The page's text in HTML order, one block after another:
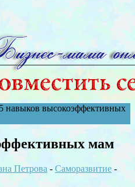
высокоэффективных
мам
Петрова - Саморазвитие -